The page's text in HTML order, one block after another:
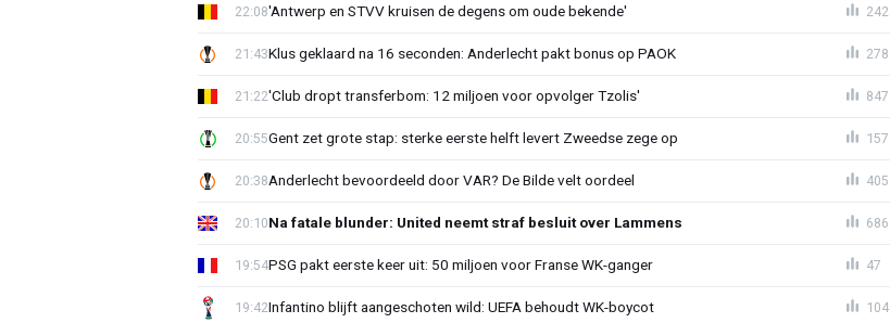
'Antwerp en STVV kruisen de degens om oude bekende'
22:08 242
Klus geklaard na 16 seconden: Anderlecht pakt bonus op PAOK
21:43 278
'Club dropt transferbom: 12 miljoen voor opvolger Tzolis'
21:22 847
Gent zet grote stap: sterke eerste helft levert Zweedse zege op
20:55 157
Anderlecht bevoordeeld door VAR? De Bilde velt oordeel
20:38 405
Na fatale blunder: United neemt straf besluit over Lammens
20:10 686
PSG pakt eerste keer uit: 50 miljoen voor Franse WK-ganger
19:54 47
Infantino blijft aangeschoten wild: UEFA behoudt WK-boycot
19:42 104